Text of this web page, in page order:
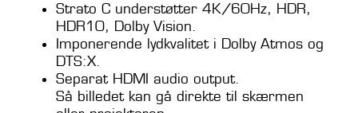
Strato C understøtter 4K/60Hz, HDR,
HDR10, Dolby Vision.
Imponerende lydkvalitet i Dolby Atmos og
DTS:X.
Separat HDMI audio output.
Så billedet kan gå direkte til skærmen